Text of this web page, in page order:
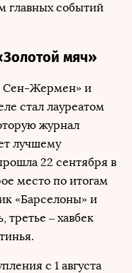
главных событий
мяч»
Сен-Жермен» и
стал лауреатом
журнал
лучшему
22 сентября в
место по итогам
«Барселоны» и
– хавбек
с 1 августа